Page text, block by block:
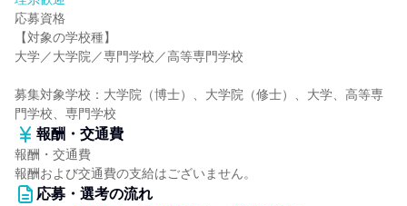
応募資格
【対象の学校種】
大学／大学院／専門学校／高等専門学校
募集対象学校：大学院（博士）、大学院（修士）、大学、高等専
門学校、専門学校
報酬・交通費
報酬・交通費
報酬および交通費の支給はございません。
応募・選考の流れ